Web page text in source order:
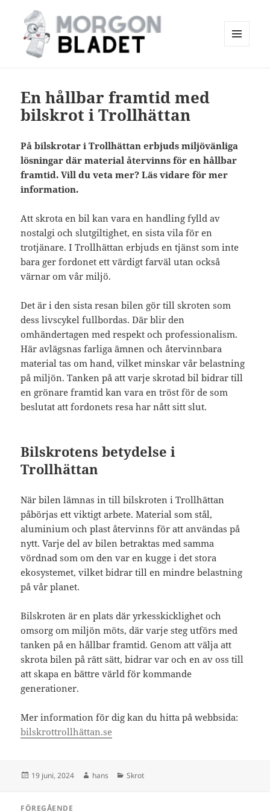
En hållbar framtid med
bilskrot i Trollhättan
På bilskrotar i Trollhättan erbjuds miljövänliga
lösningar där material återvinns för en hållbar
framtid. Vill du veta mer? Läs vidare för mer
information.
Att skrota en bil kan vara en handling fylld av
nostalgi och slutgiltighet, en sista vila för en
trotjänare. I Trollhättan erbjuds en tjänst som inte
bara ger fordonet ett värdigt farväl utan också
värnar om vår miljö.
Det är i den sista resan bilen gör till skroten som
dess livscykel fullbordas. Där blir den
omhändertagen med respekt och professionalism.
Här avlägsnas farliga ämnen och återvinnbara
material tas om hand, vilket minskar vår belastning
på miljön. Tanken på att varje skrotad bil bidrar till
en grönare framtid kan vara en tröst för de som
beslutat att fordonets resa har nått sitt slut.
Bilskrotens betydelse i
Trollhättan
När bilen lämnas in till bilskroten i Trollhättan
påbörjas ett viktigt arbete. Material som stål,
aluminium och plast återvinns för att användas på
nytt. Varje del av bilen betraktas med samma
vördnad som om den var en kugge i det stora
ekosystemet, vilket bidrar till en mindre belastning
på vår planet.
Bilskroten är en plats där yrkesskicklighet och
omsorg om miljön möts, där varje steg utförs med
tanken på en hållbar framtid. Genom att välja att
skrota bilen på rätt sätt, bidrar var och en av oss till
att skapa en bättre värld för kommande
generationer.
Mer information för dig kan du hitta på webbsida:
bilskrottrollhättan.se
Postat
19 juni, 2024 Författare
hans Kategorier
Skrot
FÖREGÅENDE